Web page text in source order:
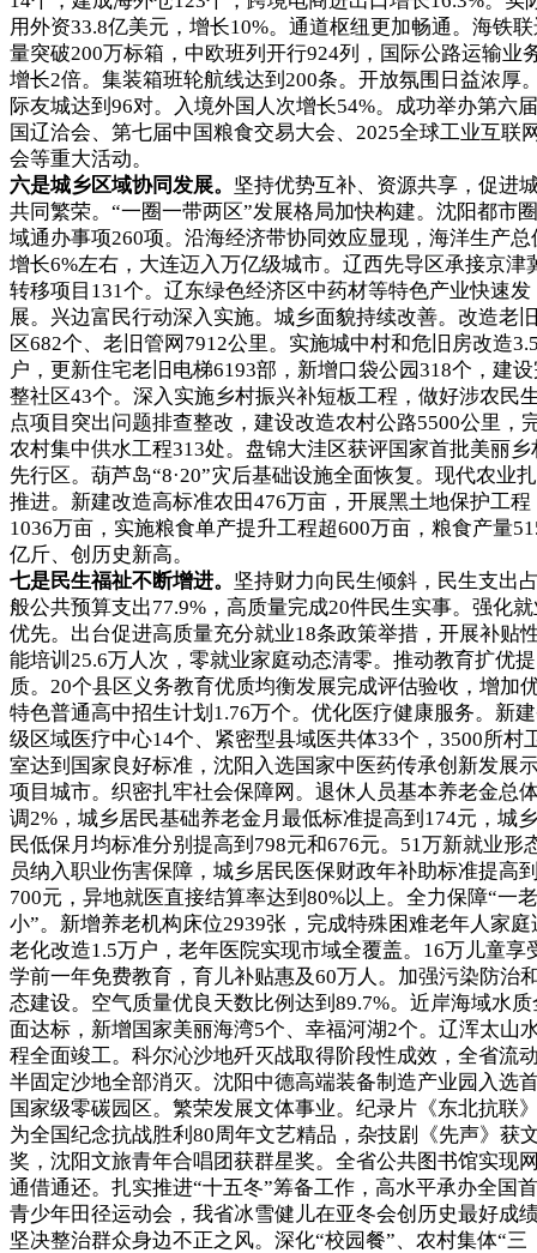
用外资33.8亿美元，增长10%。通道枢纽更加畅通。海铁
量突破200万标箱，中欧班列开行924列，国际公路运输业
增长2倍。集装箱班轮航线达到200条。开放氛围日益浓厚
际友城达到96对。入境外国人次增长54%。成功举办第六
国辽洽会、第七届中国粮食交易大会、2025全球工业互联
会等重大活动。
六是城乡区域协同发展。 坚持优势互补、资源共享，促进
共同繁荣。“一圈一带两区”发展格局加快构建。沈阳都市
域通办事项260项。沿海经济带协同效应显现，海洋生产总
增长6%左右，大连迈入万亿级城市。辽西先导区承接京津
转移项目131个。辽东绿色经济区中药材等特色产业快速发
展。兴边富民行动深入实施。城乡面貌持续改善。改造老
区682个、老旧管网7912公里。实施城中村和危旧房改造
户，更新住宅老旧电梯6193部，新增口袋公园318个，建
整社区43个。深入实施乡村振兴补短板工程，做好涉农民
点项目突出问题排查整改，建设改造农村公路5500公里，
农村集中供水工程313处。盘锦大洼区获评国家首批美丽乡
先行区。葫芦岛“8·20”灾后基础设施全面恢复。现代农业
推进。新建改造高标准农田476万亩，开展黑土地保护工程
1036万亩，实施粮食单产提升工程超600万亩，粮食产量
亿斤、创历史新高。
七是民生福祉不断增进。 坚持财力向民生倾斜，民生支出
般公共预算支出77.9%，高质量完成20件民生实事。强化
优先。出台促进高质量充分就业18条政策举措，开展补贴
能培训25.6万人次，零就业家庭动态清零。推动教育扩优提
质。20个县区义务教育优质均衡发展完成评估验收，增加
特色普通高中招生计划1.76万个。优化医疗健康服务。新
级区域医疗中心14个、紧密型县域医共体33个，3500所村
室达到国家良好标准，沈阳入选国家中医药传承创新发展
项目城市。织密扎牢社会保障网。退休人员基本养老金总
调2%，城乡居民基础养老金月最低标准提高到174元，城
民低保月均标准分别提高到798元和676元。51万新就业形
员纳入职业伤害保障，城乡居民医保财政年补助标准提高
700元，异地就医直接结算率达到80%以上。全力保障“一
小”。新增养老机构床位2939张，完成特殊困难老年人家庭
老化改造1.5万户，老年医院实现市域全覆盖。16万儿童享
学前一年免费教育，育儿补贴惠及60万人。加强污染防治
态建设。空气质量优良天数比例达到89.7%。近岸海域水质
面达标，新增国家美丽海湾5个、幸福河湖2个。辽浑太山
程全面竣工。科尔沁沙地歼灭战取得阶段性成效，全省流
半固定沙地全部消灭。沈阳中德高端装备制造产业园入选
国家级零碳园区。繁荣发展文体事业。纪录片《东北抗联
为全国纪念抗战胜利80周年文艺精品，杂技剧《先声》获
奖，沈阳文旅青年合唱团获群星奖。全省公共图书馆实现
通借通还。扎实推进“十五冬”筹备工作，高水平承办全国
青少年田径运动会，我省冰雪健儿在亚冬会创历史最好成
坚决整治群众身边不正之风。深化“校园餐”、农村集体“三